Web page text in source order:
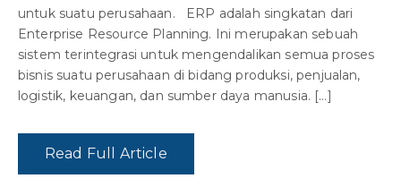
untuk suatu perusahaan. ERP adalah singkatan dari
Enterprise Resource Planning. Ini merupakan sebuah
sistem terintegrasi untuk mengendalikan semua proses
bisnis suatu perusahaan di bidang produksi, penjualan,
logistik, keuangan, dan sumber daya manusia. […]
Read Full Article